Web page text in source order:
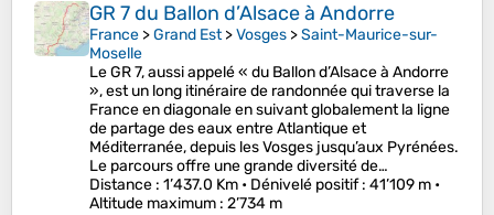
GR 7 du Ballon d’Alsace à Andorre
France >Grand Est>Vosges >Saint-Maurice-sur-
Moselle
Le GR 7, aussi appelé « du Ballon d’Alsace à Andorre
», est un long itinéraire de randonnée qui traverse la
France en diagonale en suivant globalement la ligne
de partage des eaux entre Atlantique et
Méditerranée, depuis les Vosges jusqu’aux Pyrénées.
Le parcours offre une grande diversité de…
Distance : 1’437.0 Km • Dénivelé positif: 41’109 m •
Altitude maximum : 2’734 m